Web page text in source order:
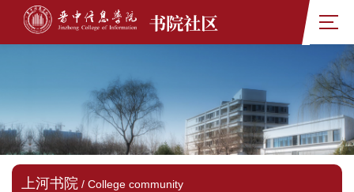
书院社区
上河书院 / College community